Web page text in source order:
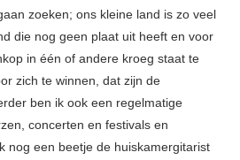
zoeken; ons kleine land is zo veel
die nog geen plaat uit heeft en voor
in één of andere kroeg staat te
zich te winnen, dat zijn de
ben ik ook een regelmatige
concerten en festivals en
nog een beetje de huiskamergitarist